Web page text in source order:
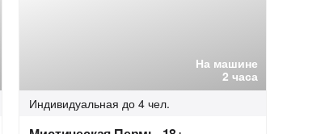
На машине
2 часа
Индивидуальная до 4 чел.